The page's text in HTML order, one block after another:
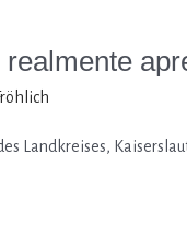
Landkreises,